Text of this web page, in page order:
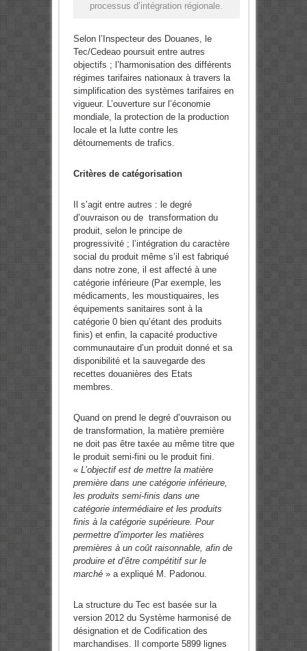
processus d’intégration régionale.
Selon l’Inspecteur des Douanes, le
Tec/Cedeao poursuit entre autres
objectifs ; l’harmonisation des différents
régimes tarifaires nationaux à travers la
simplification des systèmes tarifaires en
vigueur. L’ouverture sur l’économie
mondiale, la protection de la production
locale et la lutte contre les
détournements de trafics.
Critères de catégorisation
Il s’agit entre autres : le degré
d’ouvraison ou de transformation du
produit, selon le principe de
progressivité ; l’intégration du caractère
social du produit même s’il est fabriqué
dans notre zone, il est affecté à une
catégorie inférieure (Par exemple, les
médicaments, les moustiquaires, les
équipements sanitaires sont à la
catégorie 0 bien qu’étant des produits
finis) et enfin, la capacité productive
communautaire d’un produit donné et sa
disponibilité et la sauvegarde des
recettes douanières des Etats
membres.
Quand on prend le degré d’ouvraison ou
de transformation, la matière première
ne doit pas être taxée au même titre que
le produit semi-fini ou le produit fini.
« L’objectif est de mettre la matière
première dans une catégorie inférieure,
les produits semi-finis dans une
catégorie intermédiaire et les produits
finis à la catégorie supérieure. Pour
permettre d’importer les matières
premières à un coût raisonnable, afin de
produire et d’être compétitif sur le
marché» a expliqué M. Padonou.
La structure du Tec est basée sur la
version 2012 du Système harmonisé de
désignation et de Codification des
marchandises. Il comporte 5899 lignes